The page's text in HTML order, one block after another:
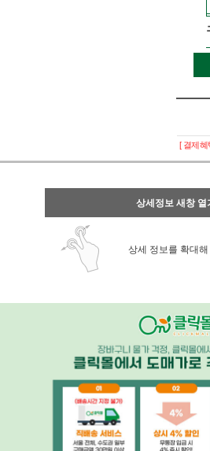
[ 결제혜
상세정보 새창 열
상세 정보를 확대